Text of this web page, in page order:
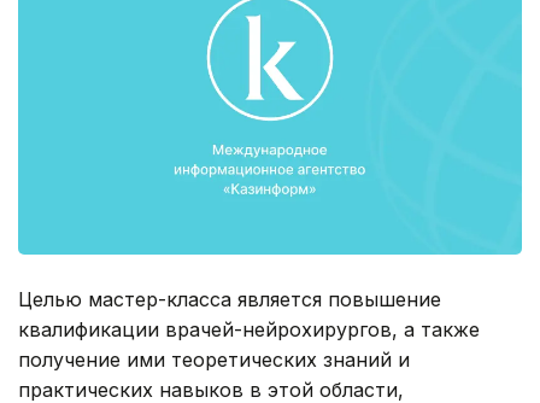
Целью мастер-класса является повышение
квалификации врачей-нейрохирургов, а также
получение ими теоретических знаний и
практических навыков в этой области,